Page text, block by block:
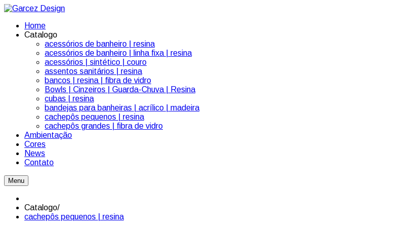
Home
Catalogo
acessórios de banheiro | resina
acessórios de banheiro | linha fixa | resina
acessórios | sintético | couro
assentos sanitários | resina
bancos | resina | fibra de vidro
Bowls | Cinzeiros | Guarda-Chuva | Resina
cubas | resina
bandejas para banheiras | acrílico | madeira
cachepôs pequenos | resina
cachepôs grandes | fibra de vidro
Ambientação
Cores
News
Contato
Menu
Catalogo/
cachepôs pequenos | resina